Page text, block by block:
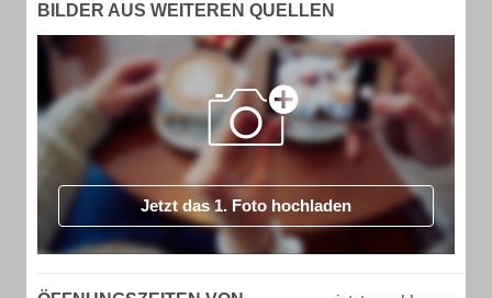
BILDER AUS WEITEREN QUELLEN
Jetzt das 1. Foto hochladen